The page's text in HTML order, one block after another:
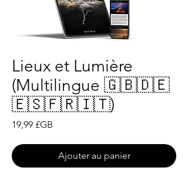
Lieux et Lumière
(Multilingue 🇬🇧🇩🇪
🇪🇸🇫🇷🇮🇹)
19,99 £GB
Ajouter au panier